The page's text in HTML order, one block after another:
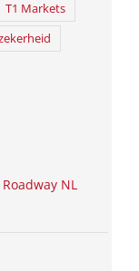
T1 Markets
NL